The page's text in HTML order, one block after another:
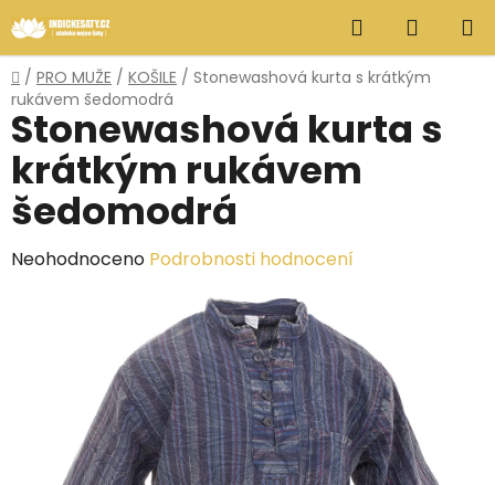
na
obsah
Hledat
KOŠÍK
Domů
/ PRO MUŽE / KOŠILE / Stonewashová kurta s krátkým
rukávem šedomodrá
Stonewashová kurta s
krátkým rukávem
šedomodrá
Průměrné
hvězdiček.
Neohodnoceno Podrobnosti hodnocení